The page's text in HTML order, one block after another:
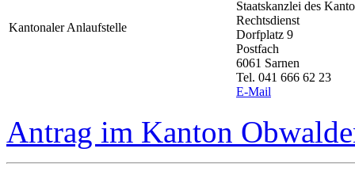
Kantonaler Anlaufstelle
Staatskanzlei des
Rechtsdienst
Dorfplatz 9
Postfach
6061 Sarnen
Tel. 041 666 62 23
E-Mail
Antrag im Kanton